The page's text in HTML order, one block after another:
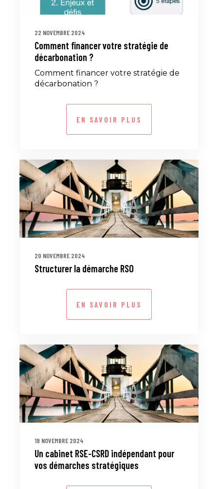
22 NOVEMBRE 2024
Comment financer votre stratégie de
décarbonation ?
Comment financer votre stratégie de
décarbonation ?
EN SAVOIR PLUS
20 NOVEMBRE 2024
Structurer la démarche RSO
EN SAVOIR PLUS
19 NOVEMBRE 2024
Un cabinet RSE-CSRD indépendant pour
vos démarches stratégiques